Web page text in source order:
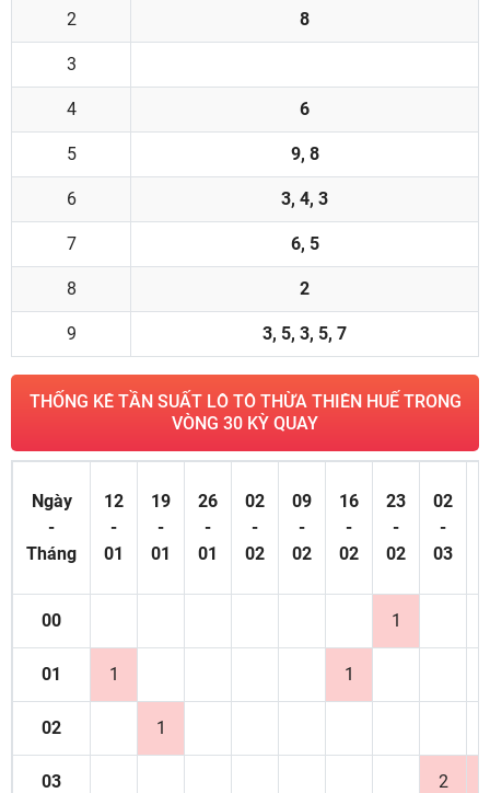
2 8
3
4 6
5 9, 8
6 3, 4, 3
7 6, 5
8 2
9 3, 5, 3, 5, 7
THỐNG KÊ TẦN SUẤT LÔ TÔ THỪA THIÊN HUẾ TRONG
VÒNG 30 KỲ QUAY
Ngày
-
Tháng
12
-
01
19
-
01
26
-
01
02
-
02
09
-
02
16
-
02
23
-
02
02
-
03
00 1
01 1 1
02 1
03 2